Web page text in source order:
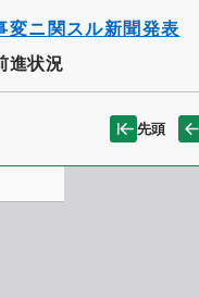
変ニ関スル新聞発表
進状況
先頭